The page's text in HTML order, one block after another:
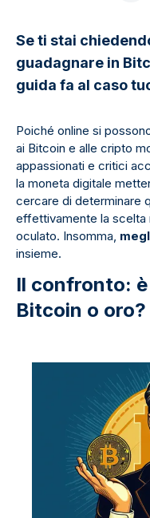
Se ti stai
guadagnare in
guida fa al caso
Poiché online si
ai Bitcoin e alle cripto
appassionati e critici
la moneta digitale
cercare di determinare
effettivamente la scelta
oculato. Insomma,
insieme.
Il confronto:
Bitcoin o oro?